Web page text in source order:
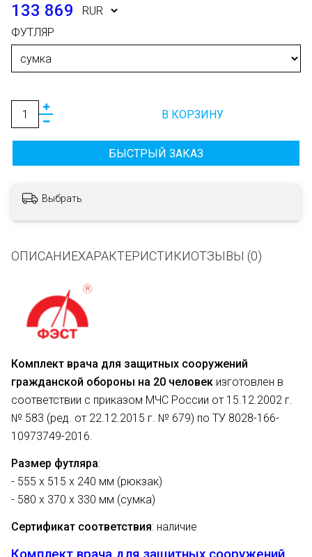
133 869
ФУТЛЯР
В КОРЗИНУ
БЫСТРЫЙ ЗАКАЗ
Выбрать
ОПИСАНИЕХАРАКТЕРИСТИКИОТЗЫВЫ (0)
Комплект врача для защитных сооружений
гражданской обороны на 20 человек изготовлен в
соответствии с приказом МЧС России от 15.12.2002 г.
№ 583 (ред. от 22.12.2015 г. № 679) по ТУ 8028-166-
10973749-2016.
Размер футляра:
- 555 х 515 х 240 мм (рюкзак)
- 580 х 370 х 330 мм (сумка)
Сертификат соответствия: наличие